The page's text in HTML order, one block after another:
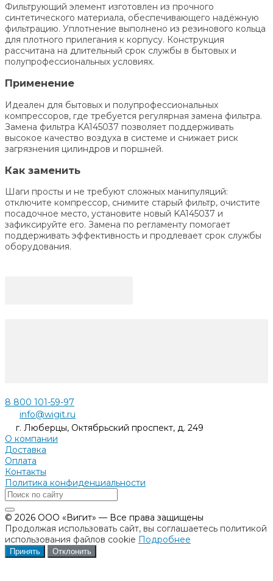
Фильтрующий элемент изготовлен из прочного
синтетического материала, обеспечивающего надёжную
фильтрацию. Уплотнение выполнено из резинового кольца
для плотного прилегания к корпусу. Конструкция
рассчитана на длительный срок службы в бытовых и
полупрофессиональных условиях.
Применение
Идеален для бытовых и полупрофессиональных
компрессоров, где требуется регулярная замена фильтра.
Замена фильтра KA145037 позволяет поддерживать
высокое качество воздуха в системе и снижает риск
загрязнения цилиндров и поршней.
Как заменить
Шаги просты и не требуют сложных манипуляций:
отключите компрессор, снимите старый фильтр, очистите
посадочное место, установите новый KA145037 и
зафиксируйте его. Замена по регламенту помогает
поддерживать эффективность и продлевает срок службы
оборудования.
8 800 101-59-97
info@wigit.ru
г. Люберцы, Октябрьский проспект, д. 249
О компании
Доставка
Оплата
Контакты
Политика конфиденциальности
© 2026 ООО «Вигит» — Все права защищены
Продолжая использовать сайт, вы соглашаетесь политикой
использования файлов cookie Подробнее
Принять Отклонить